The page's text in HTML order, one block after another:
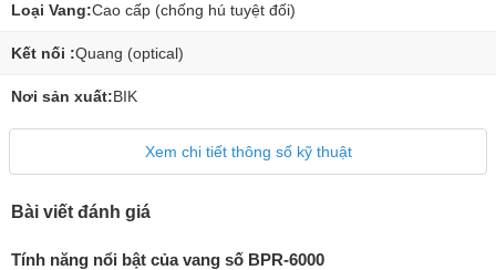
Loại Vang:Cao cấp (chống hú tuyệt đối)
Kết nối :Quang (optical)
Nơi sản xuất:BIK
Xem chi tiết thông số kỹ thuật
Bài viết đánh giá
Tính năng nổi bật của vang số BPR-6000